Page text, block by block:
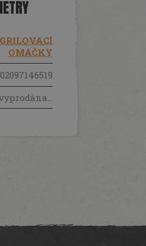
GRILOVACÍ
OMÁČKY